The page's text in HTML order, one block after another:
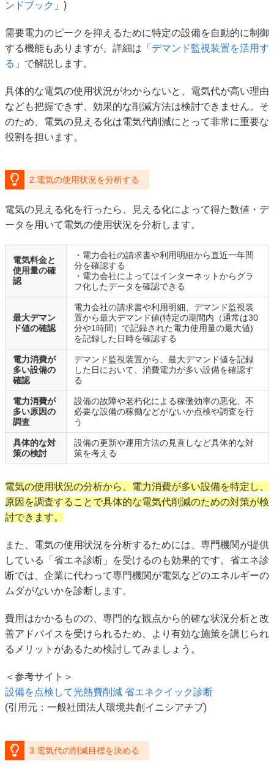
ンドブック 」)
需要電力のピークを抑えるために特定の設備を自動的に制御
する機能もありますが、詳細は「 デマンド監視装置を活用す
る 」で解説します。
具体的な電気の使用状況がわからないと、電気代が高い理由
なども把握できず、効果的な削減方法は検討できません。そ
のため、電気の見える化は電気代削減にとって非常に重要な
役割を担います。
2.電気の使用状況を分析する
電気の見える化を行ったら、見える化によって得た数値・デ
ータを用いて電気の使用状況を分析します。
電気料金と
使用量の確
認
・電力会社の請求書や利用明細から直近一年間
分を確認する
・電力会社によってはインターネットからグラ
フ化したデータを確認できる
最大デマン
ド値の確認
電力会社の請求書や利用明細、デマンド監視装
置から最大デマンド値(特定の期間内（通常は30
分や1時間）で記録された電力使用量の最大値)
を記録した日時を確認する
電力消費が
多い設備の
確認
デマンド監視装置から、最大デマンド値を記録
した日において、消費電力が多い設備を確認す
る
電力消費が
多い原因の
調査
設備の故障や老朽化による稼働効率の悪化、不
必要な設備の稼働などがないか点検や調査を行
う
具体的な対
策の検討
設備の更新や運用方法の見直しなど具体的な対
策を考える
電気の使用状況の分析から、電力消費が多い設備を特定し、
原因を調査することで具体的な電気代削減のための対策が検
討できます。
また、電気の使用状況を分析するためには、専門機関が提供
している「省エネ診断」を受けるのも効果的です。省エネ診
断では、企業に代わって専門機関が電気などのエネルギーの
ムダがないかを診断します。
費用はかかるものの、専門的な観点から的確な状況分析と改
善アドバイスを受けられるため、より有効な施策を講じられ
るメリットがあるため検討してみましょう。
＜参考サイト＞
設備を点検して光熱費削減 省エネクイック診断
(引用元：一般社団法人環境共創イニシアチブ)
3.電気代の削減目標を決める